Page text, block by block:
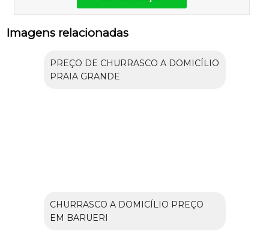
Imagens relacionadas
PREÇO DE CHURRASCO A DOMICÍLIO
PRAIA GRANDE
CHURRASCO A DOMICÍLIO PREÇO
EM BARUERI